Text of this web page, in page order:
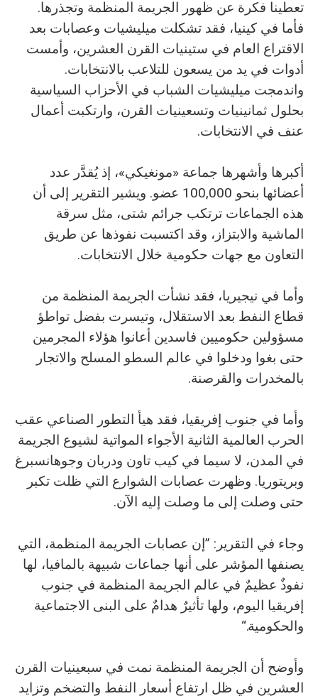
تعطينا فكرة عن ظهور الجريمة المنظمة وتجذرها.
فأما في كينيا، فقد تشكلت ميليشيات وعصابات بعد
الاقتراع العام في ستينيات القرن العشرين، وأمست
أدوات في يد من يسعون للتلاعب بالانتخابات.
واندمجت ميليشيات الشباب في الأحزاب السياسية
بحلول ثمانينيات وتسعينيات القرن، وارتكبت أعمال
عنف في الانتخابات.
أكبرها وأشهرها جماعة «مونغيكي»، إذ يُقدَّر عدد
أعضائها بنحو 100,000 عضو. ويشير التقرير إلى أن
هذه الجماعات ترتكب جرائم شتى، مثل سرقة
الماشية والابتزاز، وقد اكتسبت نفوذها عن طريق
التعاون مع جهات حكومية خلال الانتخابات.
وأما في نيجيريا، فقد نشأت الجريمة المنظمة من
قطاع النفط بعد الاستقلال، وتيسرت بفضل تواطؤ
مسؤولين حكوميين فاسدين أعانوا هؤلاء المجرمين
حتى بغوا ودخلوا في عالم السطو المسلح والاتجار
بالمخدرات والقرصنة.
وأما في جنوب إفريقيا، فقد هيأ التطور الصناعي عقب
الحرب العالمية الثانية الأجواء المواتية لشيوع الجريمة
في المدن، لا سيما في كيب تاون ودربان وجوهانسبرغ
وبريتوريا. وظهرت عصابات الشوارع التي ظلت تكبر
حتى وصلت إلى ما وصلت إليه الآن.
وجاء في التقرير: ”إن عصابات الجريمة المنظمة، التي
يصنفها المؤشر على أنها جماعات شبيهة بالمافيا، لها
نفوذٌ عظيمٌ في عالم الجريمة المنظمة في جنوب
إفريقيا اليوم، ولها تأثيرٌ هدامٌ على البنى الاجتماعية
والحكومية.“
وأوضح أن الجريمة المنظمة نمت في سبعينيات القرن
العشرين في ظل ارتفاع أسعار النفط والتضخم وتزايد